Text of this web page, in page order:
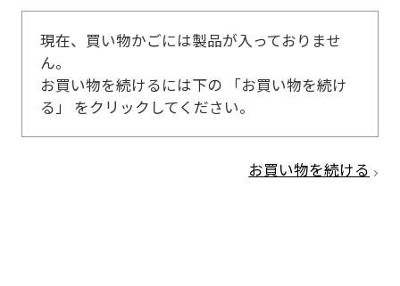
現在、買い物かごには製品が入っておりませ
ん。
お買い物を続けるには下の 「お買い物を続け
る」 をクリックしてください。